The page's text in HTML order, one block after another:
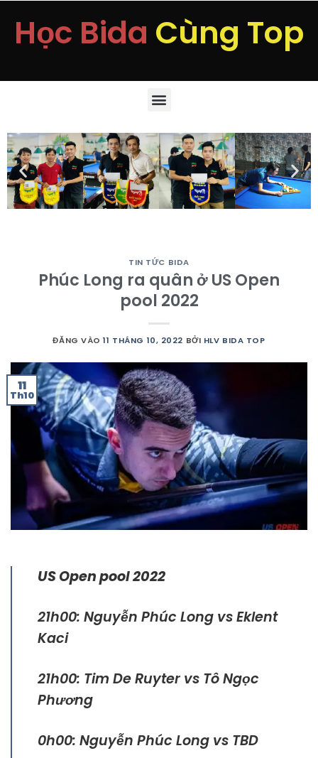
Học Bida Cùng Top
TIN TỨC BIDA
Phúc Long ra quân ở US Open
pool 2022
ĐĂNG VÀO11 THÁNG 10, 2022 BỞI HLV BIDA TOP
11
Th10
US Open pool 2022
21h00: Nguyễn Phúc Long vs Eklent
Kaci
21h00: Tim De Ruyter vs Tô Ngọc
Phương
0h00: Nguyễn Phúc Long vs TBD